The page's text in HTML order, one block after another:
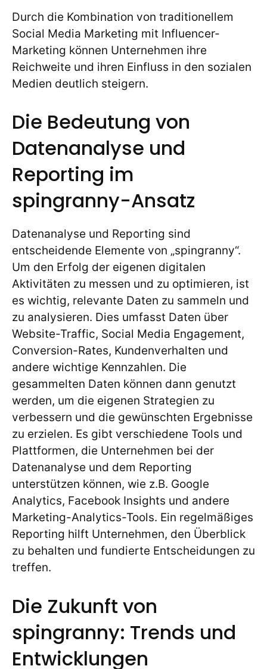
Durch die Kombination von traditionellem
Social Media Marketing mit Influencer-
Marketing können Unternehmen ihre
Reichweite und ihren Einfluss in den sozialen
Medien deutlich steigern.
Die Bedeutung von
Datenanalyse und
Reporting im
spingranny-Ansatz
Datenanalyse und Reporting sind
entscheidende Elemente von „spingranny“.
Um den Erfolg der eigenen digitalen
Aktivitäten zu messen und zu optimieren, ist
es wichtig, relevante Daten zu sammeln und
zu analysieren. Dies umfasst Daten über
Website-Traffic, Social Media Engagement,
Conversion-Rates, Kundenverhalten und
andere wichtige Kennzahlen. Die
gesammelten Daten können dann genutzt
werden, um die eigenen Strategien zu
verbessern und die gewünschten Ergebnisse
zu erzielen. Es gibt verschiedene Tools und
Plattformen, die Unternehmen bei der
Datenanalyse und dem Reporting
unterstützen können, wie z.B. Google
Analytics, Facebook Insights und andere
Marketing-Analytics-Tools. Ein regelmäßiges
Reporting hilft Unternehmen, den Überblick
zu behalten und fundierte Entscheidungen zu
treffen.
Die Zukunft von
spingranny: Trends und
Entwicklungen